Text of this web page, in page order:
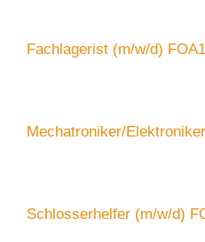
Fachlagerist (m/w/d)
Mechatroniker/
Schlosserhelfer (m/w/d)